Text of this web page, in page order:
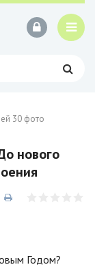
30 фото
нового
Годом?